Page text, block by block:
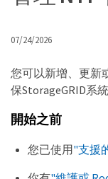
07/24/2026
您可以新增、更新
保StorageGRID系
開始之前
您已使用"支援